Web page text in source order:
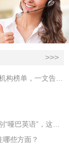
>>>
【16万人的经验贴】2022全球十大英语培训平台机构榜单，一文告诉你
必克英语效果怎么样？2026广东外贸人亲测：告别“哑巴英语”，这才是成年人最高效的自救指南！
哪些方面？